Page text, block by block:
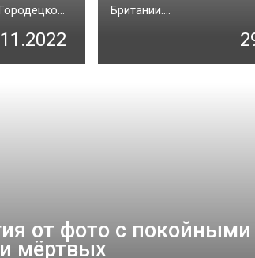
Британии....
от фото с покойными
мёртвых